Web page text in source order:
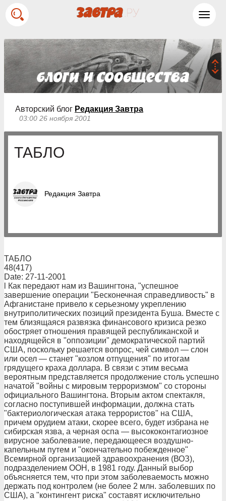
Авторский блог Редакция Завтра
03:00 26 ноября 2001
ТАБЛО
Редакция Завтра
ТАБЛО
48(417)
Date: 27-11-2001
l Как передают нам из Вашингтона, "успешное
завершение операции "Бесконечная справедливость" в
Афганистане привело к серьезному укреплению
внутриполитических позиций президента Буша. Вместе с
тем близящаяся развязка финансового кризиса резко
обостряет отношения правящей республиканской и
находящейся в "оппозиции" демократической партий
США, поскольку решается вопрос, чей символ — слон
или осел — станет "козлом отпущения" по итогам
грядущего краха доллара. В связи с этим весьма
вероятным представляется продолжение столь успешно
начатой "войны с мировым терроризмом" со стороны
официального Вашингтона. Вторым актом спектакля,
согласно поступившей информации, должна стать
"бактериологическая атака террористов" на США,
причем орудием атаки, скорее всего, будет избрана не
сибирская язва, а черная оспа — высококонтагиозное
вирусное заболевание, передающееся воздушно-
капельным путем и "окончательно побежденное"
Всемирной организацией здравоохранения (ВОЗ),
подразделением ООН, в 1981 году. Данный выбор
объясняется тем, что при этом заболеваемость можно
держать под контролем (не более 2 млн. заболевших по
США), а "контингент риска" составят исключительно